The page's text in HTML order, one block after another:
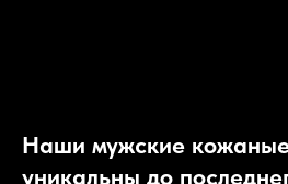
Наши мужские
уникальны до